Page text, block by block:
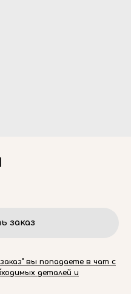
заказ
вы попадаете в чат с
деталей и